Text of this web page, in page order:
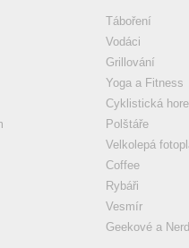
Táboření
Vodáci
Grillování
Yoga a Fitness
Cyklistická
Polštáře
Velkolepá
Coffee
Rybáři
Vesmír
Geekové a